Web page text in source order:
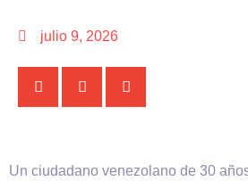
julio 9, 2026
Un ciudadano venezolano de 30